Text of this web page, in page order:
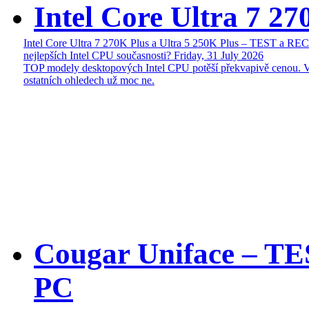
Intel Core Ultra 7
Intel Core Ultra 7 270K Plus a Ultra 5 250K Plus – TEST a
nejlepších Intel CPU současnosti? Friday, 31 July 2026
TOP modely desktopových Intel CPU potěší překvapivě cenou.
ostatních ohledech už moc ne.
Cougar Uniface –
PC